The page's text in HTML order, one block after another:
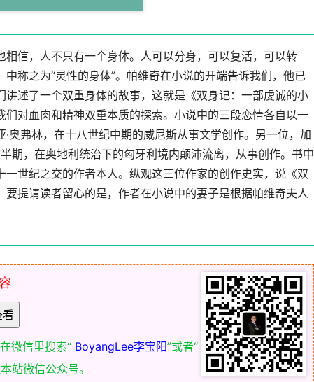
信，人不只有一个身体。人可以分身，可以复活，可以转
称之为“灵性的身体”。帕维奇在小说的开端告诉我们，他已
述了一个双重身体的故事，这就是《双身记：一部虔诚的小
对血肉和精神双重本质的探索。小说中的三段恋情各自以一
奥弗林，在十八世纪中期的威尼斯从事文学创作。另一位，加
期，在奥地利统治下的匈牙利境内颠沛流离，从事创作。书中
世纪之交的作者本人。纵观这三位作家的创作史实，说《双
提请读者留心的是，作者在小说中的妻子是根据帕维奇夫人
微信里搜索“ BoyangLee李宝阳”或者“
站微信公众号。